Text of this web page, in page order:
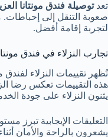
تعدتوصيلة فندق مونتانا
صعوبة التنقل إلى
لتجربة إقامة أفضل.
تجارب النزلاء في فندق
تُظهر تقييمات النزلاء لفندق
هذه التقييمات تعكس رضا
يثنون النزلاء على جودة
التعليقات الإيجابية تبرز
يشعرون بالراحة والأمان